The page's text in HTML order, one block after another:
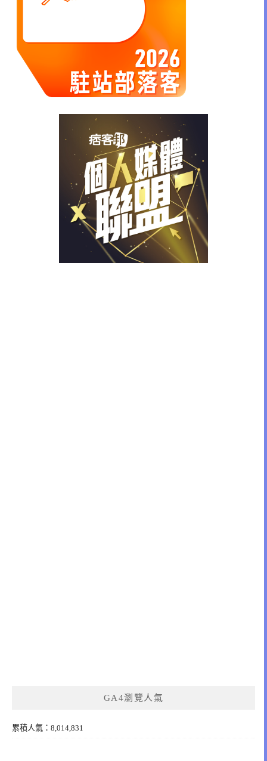
GA4瀏覽人氣
累積人氣：8,014,831